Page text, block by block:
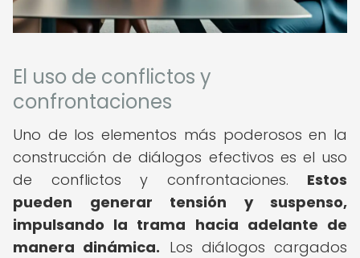
El uso de conflictos y
confrontaciones
Uno de los elementos más poderosos en la
construcción de diálogos efectivos es el uso
de conflictos y confrontaciones. Estos
pueden generar tensión y suspenso,
impulsando la trama hacia adelante de
manera dinámica. Los diálogos cargados